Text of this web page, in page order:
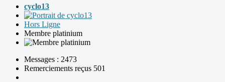
cyclo13
Hors Ligne
Membre platinium
Messages : 2473
Remerciements reçus 501